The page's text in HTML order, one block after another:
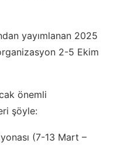
yayımlanan 2025
2-5 Ekim
önemli
şöyle:
(7-13 Mart –